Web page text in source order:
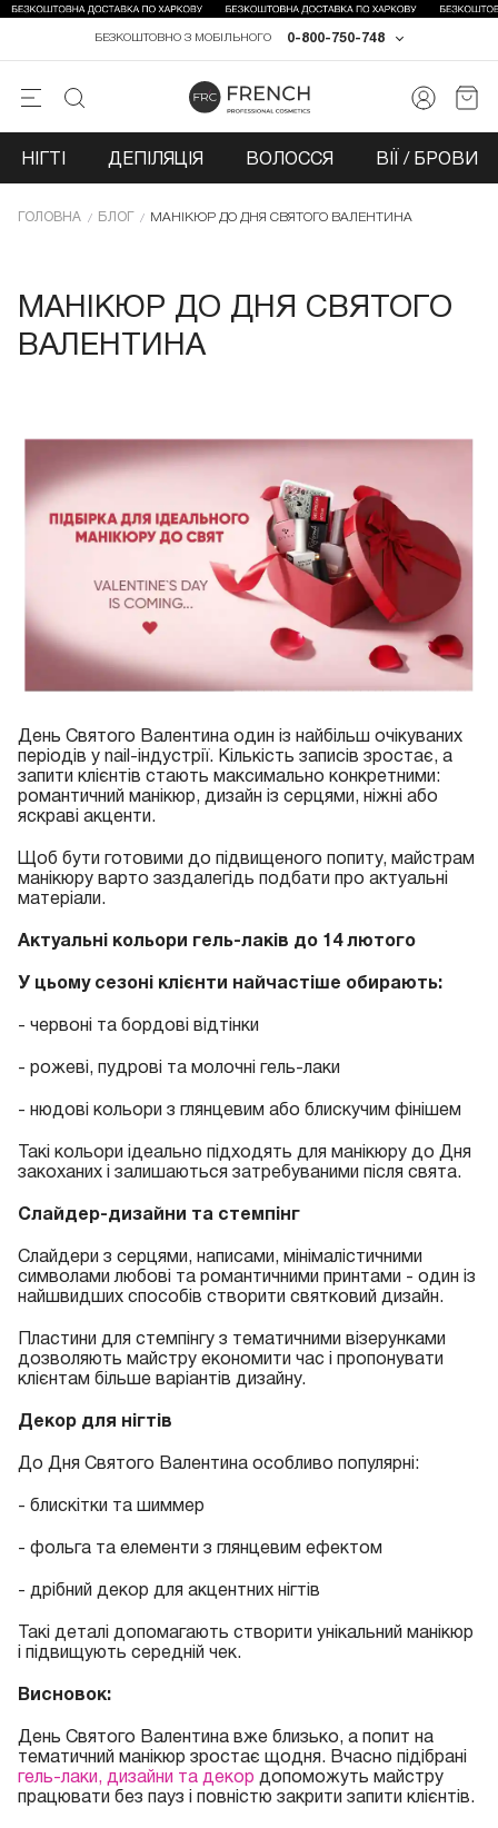
0-800-750-748
БЕЗКОШТОВНО З МОБІЛЬНОГО
НІГТІ ДЕПІЛЯЦІЯ ВОЛОССЯ ВІЇ / БРОВИ
ГОЛОВНА БЛОГ МАНІКЮР ДО ДНЯ СВЯТОГО ВАЛЕНТИНА
МАНІКЮР ДО ДНЯ СВЯТОГО
ВАЛЕНТИНА
День Святого Валентина один із найбільш очікуваних
періодів у nail-індустрії. Кількість записів зростає, а
запити клієнтів стають максимально конкретними:
романтичний манікюр, дизайн із серцями, ніжні або
яскраві акценти.
Щоб бути готовими до підвищеного попиту, майстрам
манікюру варто заздалегідь подбати про актуальні
матеріали.
Актуальні кольори гель-лаків до 14 лютого
У цьому сезоні клієнти найчастіше обирають:
- червоні та бордові відтінки
- рожеві, пудрові та молочні гель-лаки
- нюдові кольори з глянцевим або блискучим фінішем
Такі кольори ідеально підходять для манікюру до Дня
закоханих і залишаються затребуваними після свята.
Слайдер-дизайни та стемпінг
Слайдери з серцями, написами, мінімалістичними
символами любові та романтичними принтами - один із
найшвидших способів створити святковий дизайн.
Пластини для стемпінгу з тематичними візерунками
дозволяють майстру економити час і пропонувати
клієнтам більше варіантів дизайну.
Декор для нігтів
До Дня Святого Валентина особливо популярні:
- блискітки та шиммер
- фольга та елементи з глянцевим ефектом
- дрібний декор для акцентних нігтів
Такі деталі допомагають створити унікальний манікюр
і підвищують середній чек.
Висновок:
День Святого Валентина вже близько, а попит на
тематичний манікюр зростає щодня. Вчасно підібрані
гель-лаки, дизайни та декор допоможуть майстру
працювати без пауз і повністю закрити запити клієнтів.